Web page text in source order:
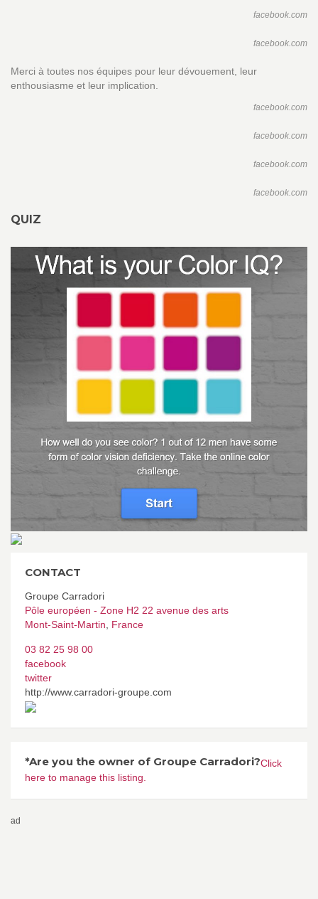
facebook.com
facebook.com
Merci à toutes nos équipes pour leur dévouement, leur
enthousiasme et leur implication.
facebook.com
facebook.com
facebook.com
facebook.com
QUIZ
CONTACT
Groupe Carradori
Pôle européen - Zone H2 22 avenue des arts
Mont-Saint-Martin
France
03 82 25 98 00
facebook
twitter
http://www.carradori-groupe.com
*Are you the owner of Groupe Carradori?Click
here to manage this listing.
ad